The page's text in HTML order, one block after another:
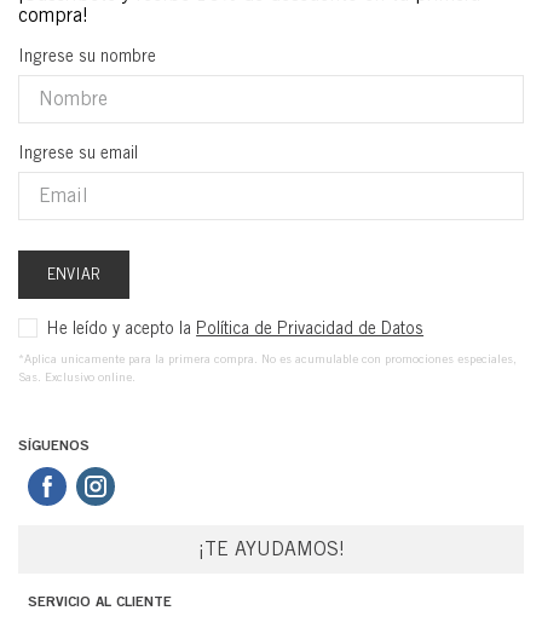
Ingrese su nombre
Ingrese su email
ENVIAR
He leído y acepto la Política de Privacidad de Datos
*Aplica unicamente para la primera compra. No es acumulable con promociones especiales,
Sas. Exclusivo online.
SÍGUENOS
¡TE AYUDAMOS!
SERVICIO AL CLIENTE